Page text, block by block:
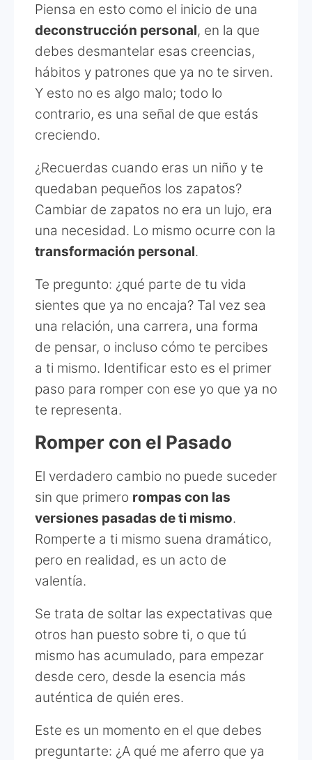
Piensa en esto como el inicio de una
deconstrucción personal, en la que
debes desmantelar esas creencias,
hábitos y patrones que ya no te sirven.
Y esto no es algo malo; todo lo
contrario, es una señal de que estás
creciendo.
¿Recuerdas cuando eras un niño y te
quedaban pequeños los zapatos?
Cambiar de zapatos no era un lujo, era
una necesidad. Lo mismo ocurre con la
transformación personal.
Te pregunto: ¿qué parte de tu vida
sientes que ya no encaja? Tal vez sea
una relación, una carrera, una forma
de pensar, o incluso cómo te percibes
a ti mismo. Identificar esto es el primer
paso para romper con ese yo que ya no
te representa.
Romper con el Pasado
El verdadero cambio no puede suceder
sin que primero rompas con las
versiones pasadas de ti mismo.
Romperte a ti mismo suena dramático,
pero en realidad, es un acto de
valentía.
Se trata de soltar las expectativas que
otros han puesto sobre ti, o que tú
mismo has acumulado, para empezar
desde cero, desde la esencia más
auténtica de quién eres.
Este es un momento en el que debes
preguntarte: ¿A qué me aferro que ya